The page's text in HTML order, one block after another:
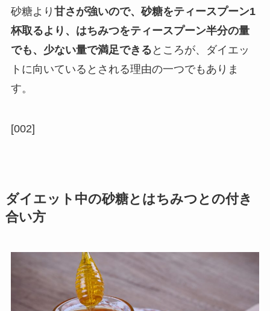
砂糖より 甘さが強いので、砂糖をティースプーン1
杯取るより、はちみつをティースプーン半分の量
でも、少ない量で満足できる ところが、ダイエッ
トに向いているとされる理由の一つでもありま
す。
[002]
ダイエット中の砂糖とはちみつとの付き
合い方